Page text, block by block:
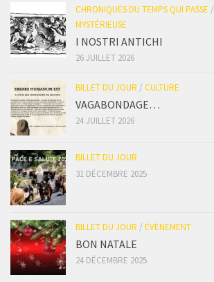
CHRONIQUES DU TEMPS QUI PASSE /
MYSTÉRIEUSE
I NOSTRI ANTICHI
26 JUILLET 2026
BILLET DU JOUR / CULTURE
VAGABONDAGE…
24 JUILLET 2026
BILLET DU JOUR
31 DÉCEMBRE 2025
BILLET DU JOUR / ÉVÈNEMENT
BON NATALE
24 DÉCEMBRE 2025